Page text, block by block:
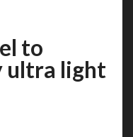
to
ultra light